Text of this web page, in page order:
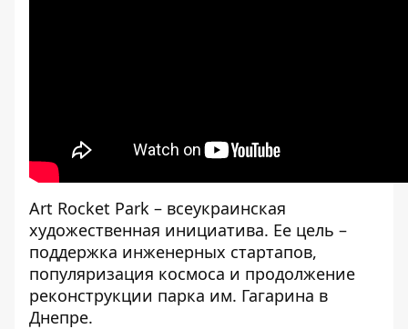
Art Rocket Park – всеукраинская
художественная инициатива. Ее цель –
поддержка инженерных стартапов,
популяризация космоса и продолжение
реконструкции парка им. Гагарина в
Днепре.